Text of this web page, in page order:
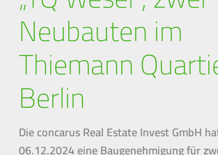
Neubauten im
Thiemann
Berlin
Die concarus Real Estate Invest GmbH
06.12.2024 eine Baugenehmigung für